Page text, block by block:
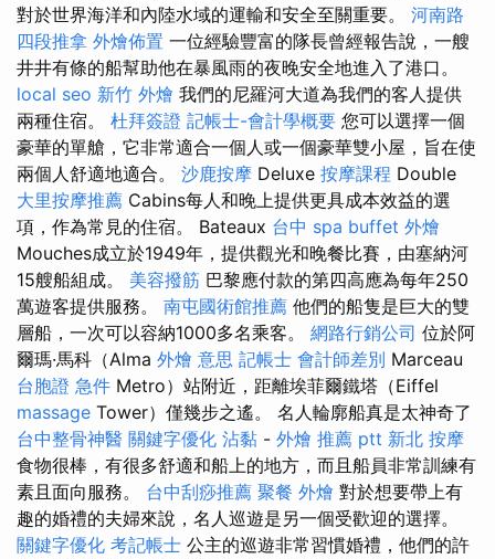
對於世界海洋和內陸水域的運輸和安全至關重要。 河南路
四段推拿 外燴佈置 一位經驗豐富的隊長曾經報告說，一艘
井井有條的船幫助他在暴風雨的夜晚安全地進入了港口。
local seo 新竹 外燴 我們的尼羅河大道為我們的客人提供
兩種住宿。 杜拜簽證 記帳士-會計學概要 您可以選擇一個
豪華的單艙，它非常適合一個人或一個豪華雙小屋，旨在使
兩個人舒適地適合。 沙鹿按摩 Deluxe 按摩課程 Double
大里按摩推薦 Cabins每人和晚上提供更具成本效益的選
項，作為常見的住宿。 Bateaux 台中 spa buffet 外燴
Mouches成立於1949年，提供觀光和晚餐比賽，由塞納河
15艘船組成。 美容撥筋 巴黎應付款的第四高應為每年250
萬遊客提供服務。 南屯國術館推薦 他們的船隻是巨大的雙
層船，一次可以容納1000多名乘客。 網路行銷公司 位於阿
爾瑪·馬科（Alma 外燴 意思 記帳士 會計師差別 Marceau
台胞證 急件 Metro）站附近，距離埃菲爾鐵塔（Eiffel
massage Tower）僅幾步之遙。 名人輪廓船真是太神奇了
台中整骨神醫 關鍵字優化 沾黏 - 外燴 推薦 ptt 新北 按摩
食物很棒，有很多舒適和船上的地方，而且船員非常訓練有
素且面向服務。 台中刮痧推薦 聚餐 外燴 對於想要帶上有
趣的婚禮的夫婦來說，名人巡遊是另一個受歡迎的選擇。
關鍵字優化 考記帳士 公主的巡遊非常習慣婚禮，他們的許